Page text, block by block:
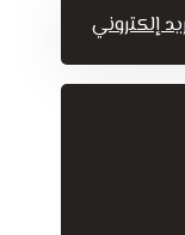
إلكتروني